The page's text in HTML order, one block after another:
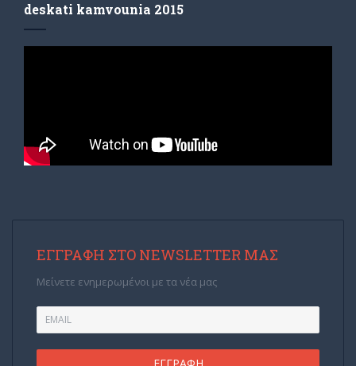
deskati kamvounia 2015
ΕΓΓΡΑΦΉ ΣΤΟ NEWSLETTER ΜΑΣ
Μείνετε ενημερωμένοι με τα νέα μας